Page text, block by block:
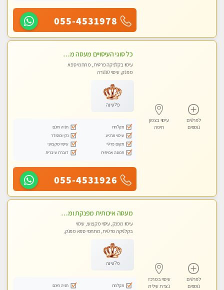
055-4531978
לפרטים
נוספים
עיסוי בצפון
חיפה
כל סוגי העיסויים מעסה מקצועית ואיכותית פרטי!!!
עיסוי בקלניקה פרטית, מתחמי ספא
מפנק, עיסוי טנטרה
פלטינה
מקלחת
חניה חינם
עיסוי מרגיע
נקי ומסודר
מקום פרטי
עיסוי מקצועי
תמונה אמיתית
דוברת עיברית
055-4531926
לפרטים
נוספים
עיסוי במרכז
נצרת עילית
מעסה איכותית מפנקת ומקצועית מאוד-עיסוי מרגיע ושקט במקום מדהים עיסוי מושקע מאוד לכל שרירי הגוף...מומלץ!! פרטי !!
עיסוי מפנק, עיסוי מקצועי, עיסוי
בקלניקה פרטית, מתחמי ספא מפנק,
פלטינה
מקלחת
חניה חינם